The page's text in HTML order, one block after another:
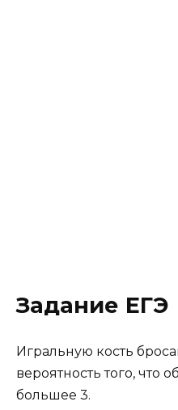
Задание ЕГЭ
Игральную кость
вероятность того, что
большее 3.